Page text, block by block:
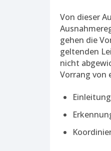
Von dieser
gehen die
geltenden
nicht
Vorrang von